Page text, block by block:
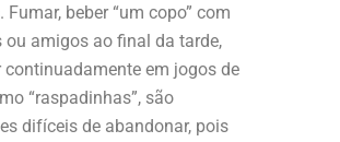
Fumar, beber “um copo” com
ou amigos ao final da tarde,
continuadamente em jogos de
“raspadinhas”, são
difíceis de abandonar, pois